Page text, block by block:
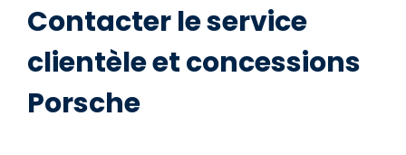
Contacter le service
clientèle et concessions
Porsche